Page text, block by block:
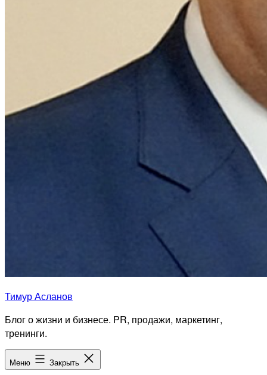
Тимур Асланов
Блог о жизни и бизнесе. PR, продажи, маркетинг,
тренинги.
Меню Закрыть